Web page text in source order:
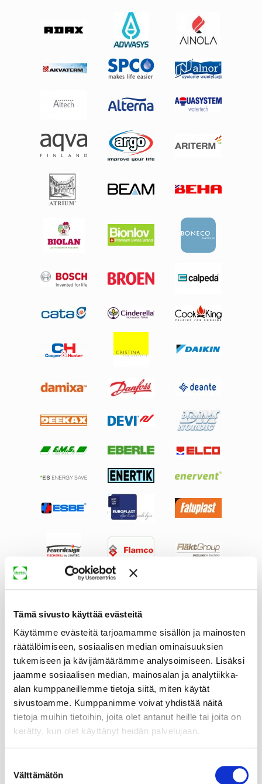
Tämä sivusto käyttää evästeitä
Käytämme evästeitä tarjoamamme sisällön ja mainosten
räätälöimiseen, sosiaalisen median ominaisuuksien
tukemiseen ja kävijämäärämme analysoimiseen. Lisäksi
jaamme sosiaalisen median, mainosalan ja analytiikka-
alan kumppaneillemme tietoja siitä, miten käytät
sivustoamme. Kumppanimme voivat yhdistää näitä
tietoja muihin tietoihin, joita olet antanut heille tai joita on
kerätty, kun olet käyttänyt heidän palvelujaan.
valinta
Välttämätön